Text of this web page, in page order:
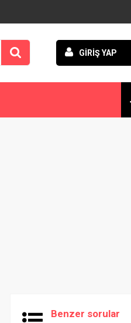
GİRİŞ YAP
Benzer sorular